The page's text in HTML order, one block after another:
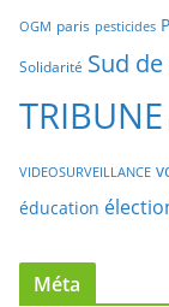
OGM paris pesticides
Solidarité Sud
TRIBUNE
VIDEOSURVEILLANCE
éducation
Méta